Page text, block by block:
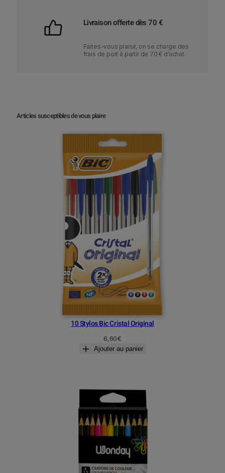
Livraison offerte dès 70 €
Faites-vous plaisir, on se charge des
frais de port à partir de 70 € d’achat.
Articles susceptibles de vous plaire
10 Stylos Bic Cristal Original
6,60€
Ajouter au panier